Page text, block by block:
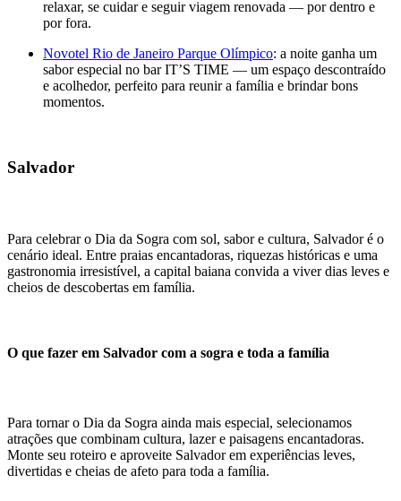
relaxar, se cuidar e seguir viagem renovada — por dentro e
por fora.
Novotel Rio de Janeiro Parque Olímpico: a noite ganha um
sabor especial no bar IT’S TIME — um espaço descontraído
e acolhedor, perfeito para reunir a família e brindar bons
momentos.
Salvador
Para celebrar o Dia da Sogra com sol, sabor e cultura, Salvador é o
cenário ideal. Entre praias encantadoras, riquezas históricas e uma
gastronomia irresistível, a capital baiana convida a viver dias leves e
cheios de descobertas em família.
O que fazer em Salvador com a sogra e toda a família
Para tornar o Dia da Sogra ainda mais especial, selecionamos
atrações que combinam cultura, lazer e paisagens encantadoras.
Monte seu roteiro e aproveite Salvador em experiências leves,
divertidas e cheias de afeto para toda a família.